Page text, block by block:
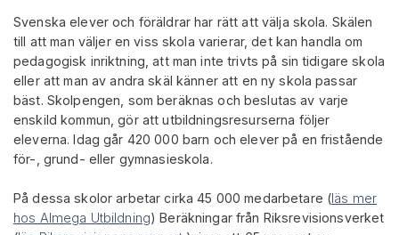
Svenska elever och föräldrar har rätt att välja skola. Skälen
till att man väljer en viss skola varierar, det kan handla om
pedagogisk inriktning, att man inte trivts på sin tidigare skola
eller att man av andra skäl känner att en ny skola passar
bäst. Skolpengen, som beräknas och beslutas av varje
enskild kommun, gör att utbildningsresurserna följer
eleverna. Idag går 420 000 barn och elever på en fristående
för-, grund- eller gymnasieskola.
På dessa skolor arbetar cirka 45 000 medarbetare (läs mer
hos Almega Utbildning) Beräkningar från Riksrevisionsverket